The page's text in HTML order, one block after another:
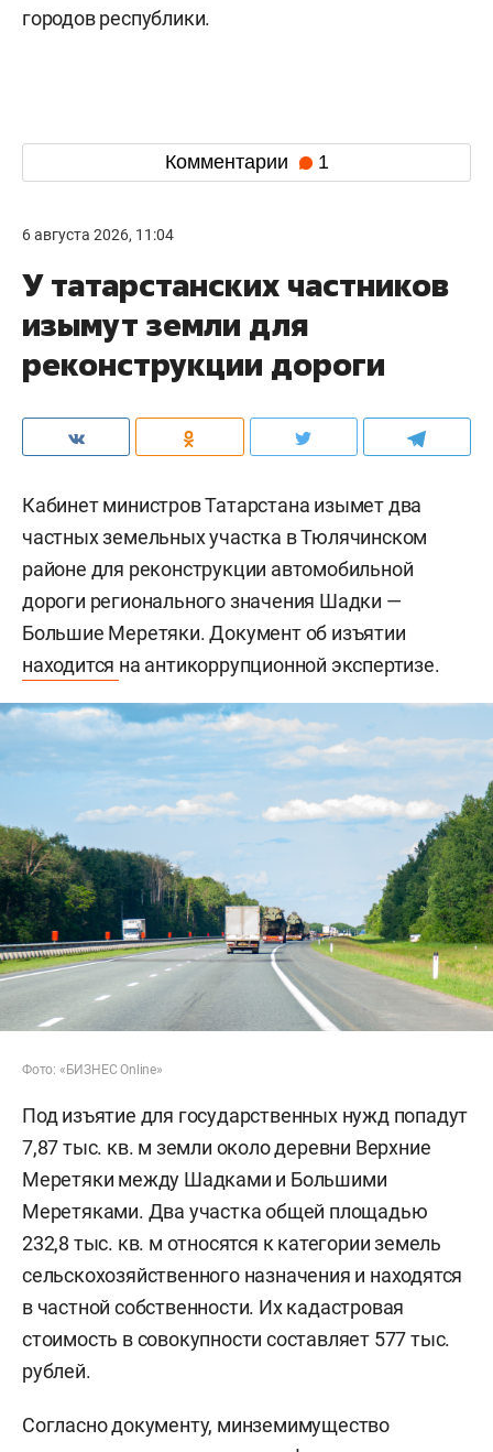
городов республики.
Комментарии 1
6 августа 2026, 11:04
У татарстанских частников
изымут земли для
реконструкции дороги
Кабинет министров Татарстана изымет два
частных земельных участка в Тюлячинском
районе для реконструкции автомобильной
дороги регионального значения Шадки —
Большие Меретяки. Документ об изъятии
находится на антикоррупционной экспертизе.
Фото: «БИЗНЕС Online»
Под изъятие для государственных нужд попадут
7,87 тыс. кв. м земли около деревни Верхние
Меретяки между Шадками и Большими
Меретяками. Два участка общей площадью
232,8 тыс. кв. м относятся к категории земель
сельскохозяйственного назначения и находятся
в частной собственности. Их кадастровая
стоимость в совокупности составляет 577 тыс.
рублей.
Согласно документу, минземимущество